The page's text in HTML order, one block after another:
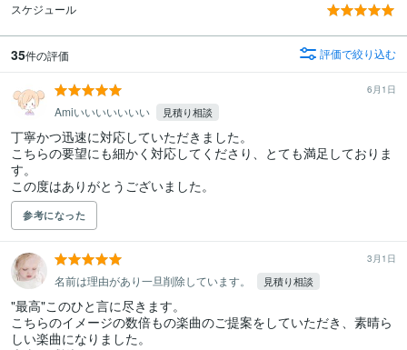
スケジュール
35件の評価 評価で絞り込む
6月1日
Amiいいいいいいい 見積り相談
丁寧かつ迅速に対応していただきました。
こちらの要望にも細かく対応してくださり、とても満足しておりま
す。
この度はありがとうございました。
参考になった
3月1日
名前は理由があり一旦削除しています。 見積り相談
"最高"このひと言に尽きます。
こちらのイメージの数倍もの楽曲のご提案をしていただき、素晴ら
しい楽曲になりました。